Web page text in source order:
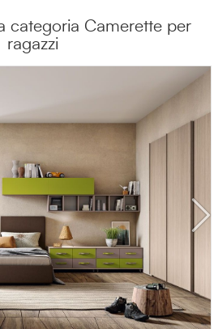
categoria Camerette per
ragazzi